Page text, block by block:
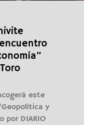
este
y
por DIARIO